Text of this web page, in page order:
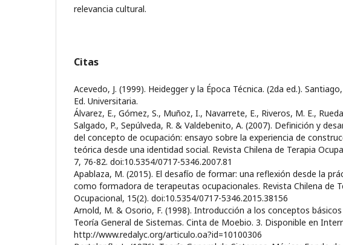
relevancia cultural.
Citas
Acevedo, J. (1999). Heidegger y la Época Técnica. (2da ed.).
Ed. Universitaria.
Álvarez, E., Gómez, S., Muñoz, I., Navarrete, E., Riveros, M. E.,
Salgado, P., Sepúlveda, R. & Valdebenito, A. (2007). Definición y
del concepto de ocupación: ensayo sobre la experiencia de
teórica desde una identidad social. Revista Chilena de Terapia
7, 76-82. doi:10.5354/0717-5346.2007.81
Apablaza, M. (2015). El desafío de formar: una reflexión desde la
como formadora de terapeutas ocupacionales. Revista Chilena de
Ocupacional, 15(2). doi:10.5354/0717-5346.2015.38156
Arnold, M. & Osorio, F. (1998). Introducción a los conceptos básicos
Teoría General de Sistemas. Cinta de Moebio. 3. Disponible en
http://www.redalyc.org/articulo.oa?id=10100306